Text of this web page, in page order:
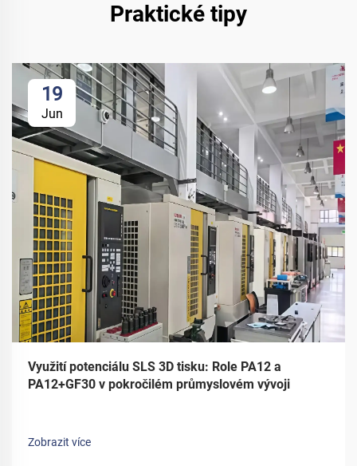
Praktické tipy
19
Jun
Využití potenciálu SLS 3D tisku: Role PA12 a
PA12+GF30 v pokročilém průmyslovém vývoji
Zobrazit více